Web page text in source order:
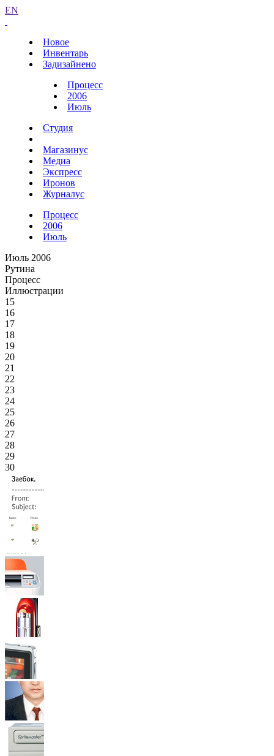
EN
Новое
Инвентарь
Задизайнено
Процесс
2006
Июль
Студия
Магазинус
Медиа
Экспресс
Иронов
Журналус
Процесс
2006
Июль
Июль 2006
Рутина
Процесс
Иллюстрации
15
16
17
18
19
20
21
22
23
24
25
26
27
28
29
30